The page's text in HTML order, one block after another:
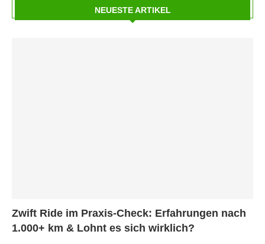
NEUESTE ARTIKEL
Zwift Ride im Praxis-Check: Erfahrungen nach
1.000+ km & Lohnt es sich wirklich?